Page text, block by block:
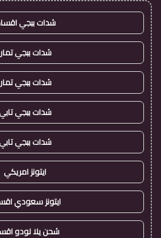
شدات ببجي
شدات ببجي
شدات ببجي
شدات ببجي تابي
شدات ببجي تابي
ايتونز امريكي
ايتونز سعودي
شحن يلا لودو